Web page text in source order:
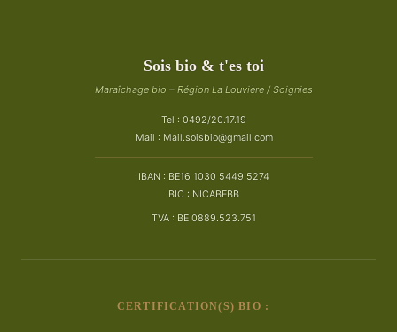
Sois bio & t'es toi
Maraîchage bio – Région La Louvière / Soignies
Tel : 0492/20.17.19
Mail : Mail.soisbio@gmail.com
IBAN : BE16 1030 5449 5274
BIC : NICABEBB
TVA : BE 0889.523.751
CERTIFICATION(S) BIO :